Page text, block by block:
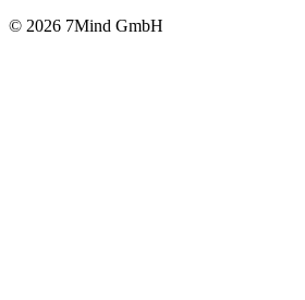
© 2026 7Mind GmbH